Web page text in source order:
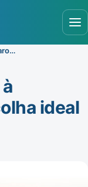
Técnicas associadas à blefaroplastia e a escolha ideal dos fios cirúrgicos
ideal